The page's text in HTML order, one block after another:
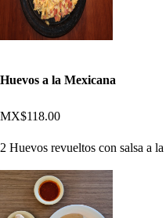
Huevos a la Mexicana
MX$118.00
2 Huevos revueltos con salsa a